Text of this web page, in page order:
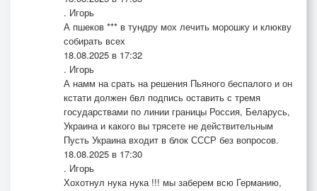
. Игорь
А пшеков *** в тундру мох лечить морошку и клюкву
собирать всех
18.08.2025 в 17:32
. Игорь
А намм на срать на решения Пьяного беспалого и он
кстати должен бвл подпись оставить с тремя
государствами по линии границы Россия, Беларусь,
Украина и какого вы трясете не действительным
Пусть Украина входит в блок СССР без вопросов.
18.08.2025 в 17:30
. Игорь
Хохотнул нука нука !!! мы заберем всю Германию,